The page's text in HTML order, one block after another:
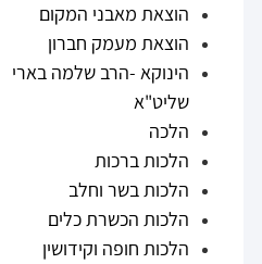
הוצאת מאבני המקום
הוצאת מעמק חברון
הינוקא -הרב שלמה בארי
שליט"א
הלכה
הלכות ברכות
הלכות בשר וחלב
הלכות הכשרת כלים
הלכות חופה וקידושין